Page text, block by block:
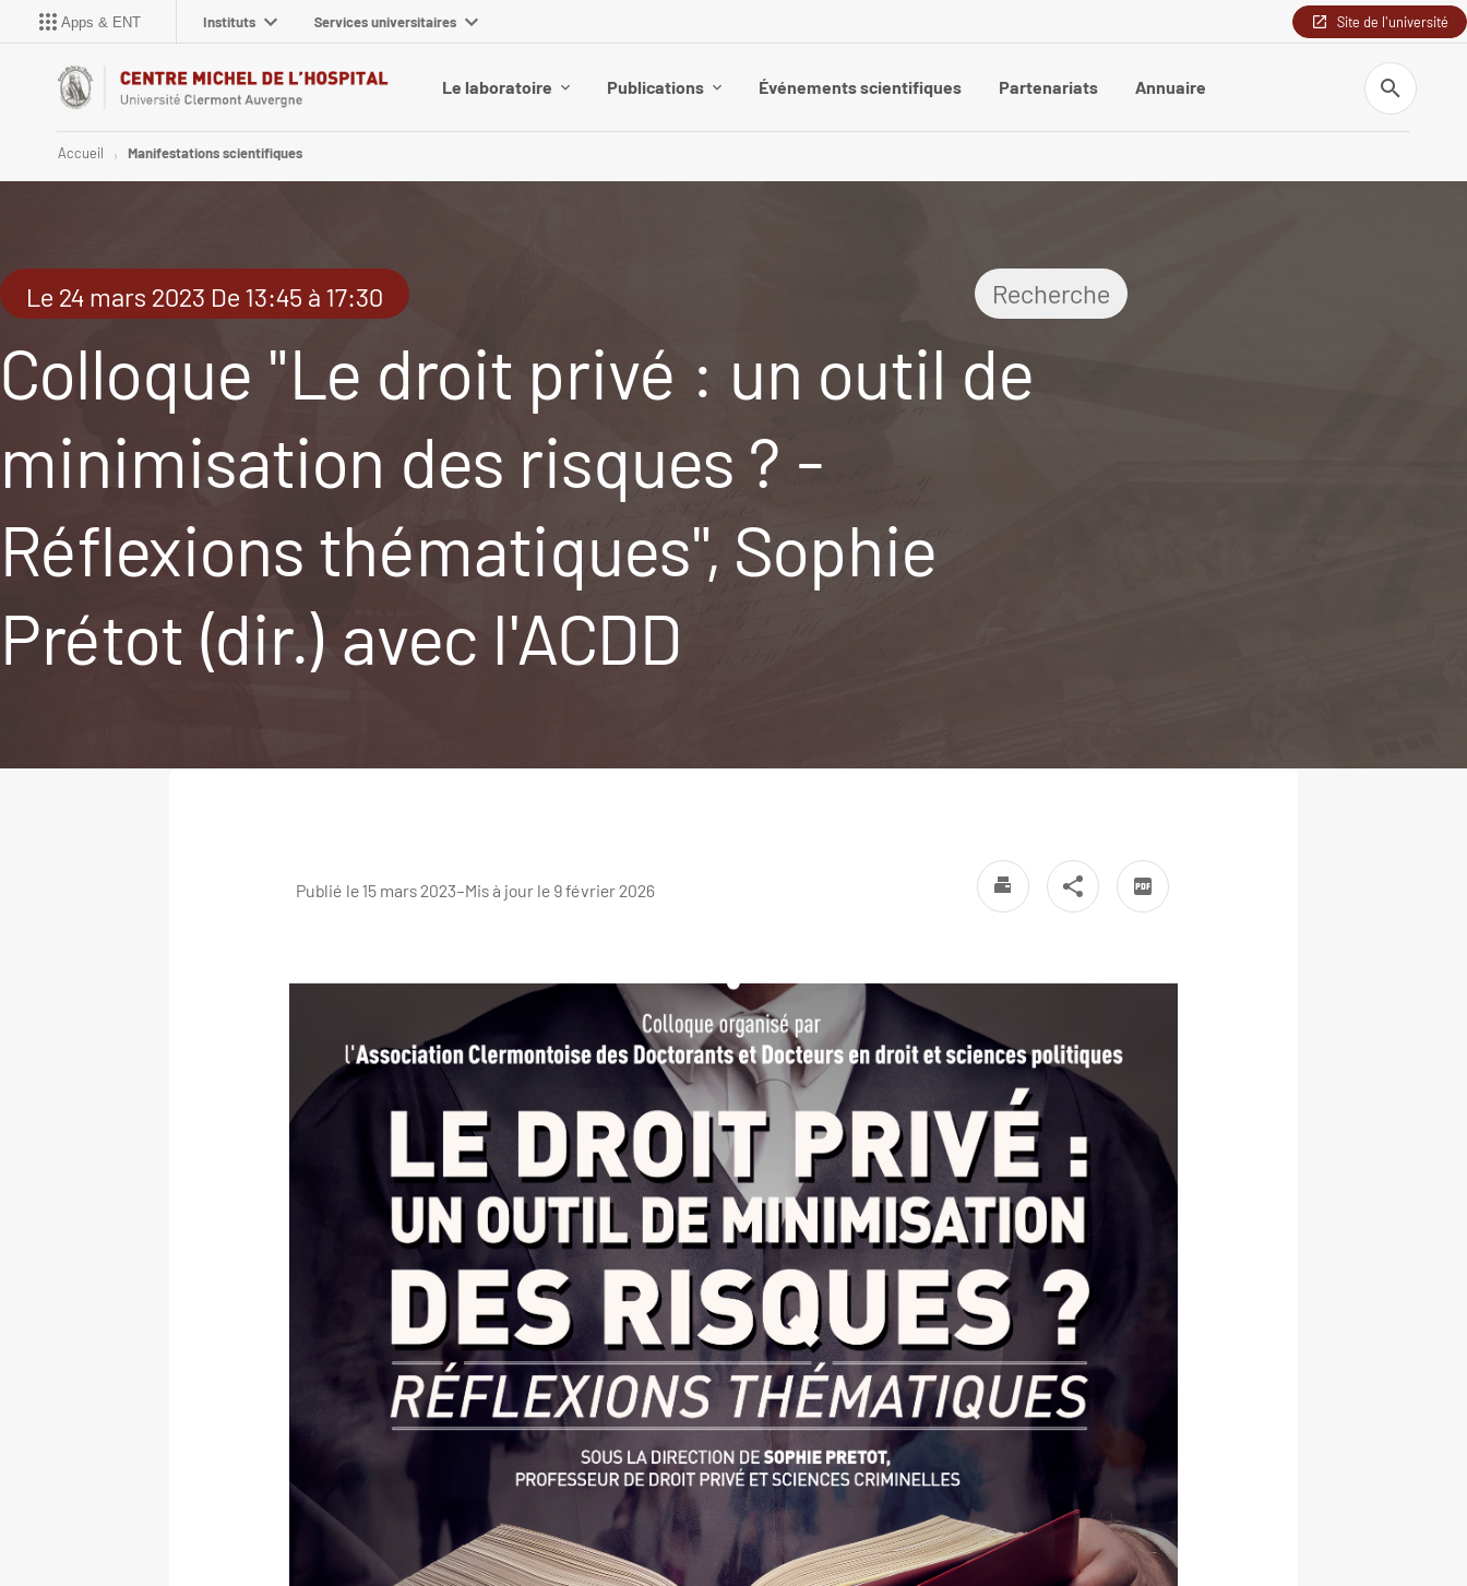
Apps & ENT Instituts Services universitaires Site de l'université
Le laboratoire Publications Événements scientifiques Partenariats Annuaire
Recherche
Accueil Manifestations scientifiques
Le 24 mars 2023 De 13:45 à 17:30 Recherche
Colloque "Le droit privé : un outil de
minimisation des risques ? -
Réflexions thématiques", Sophie
Prétot (dir.) avec l'ACDD
Publié le 15 mars 2023–Mis à jour le 9 février 2026